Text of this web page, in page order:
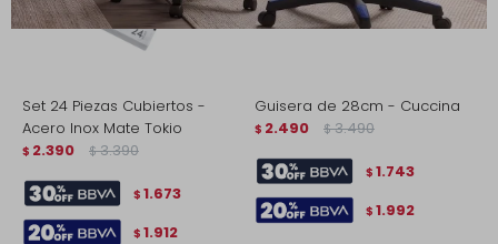
Set 24 Piezas Cubiertos -
Acero Inox Mate Tokio
$ 2.390 $ 3.390
$ 1.673
$ 1.912
Guisera de 28cm - Cuccina
$ 2.490 $ 3.490
$ 1.743
$ 1.992